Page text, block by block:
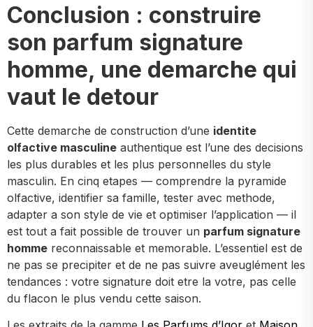
Conclusion : construire
son parfum signature
homme, une demarche qui
vaut le detour
Cette demarche de construction d’une identite
olfactive masculine authentique est l’une des decisions
les plus durables et les plus personnelles du style
masculin. En cinq etapes — comprendre la pyramide
olfactive, identifier sa famille, tester avec methode,
adapter a son style de vie et optimiser l’application — il
est tout a fait possible de trouver un parfum signature
homme reconnaissable et memorable. L’essentiel est de
ne pas se precipiter et de ne pas suivre aveuglément les
tendances : votre signature doit etre la votre, pas celle
du flacon le plus vendu cette saison.